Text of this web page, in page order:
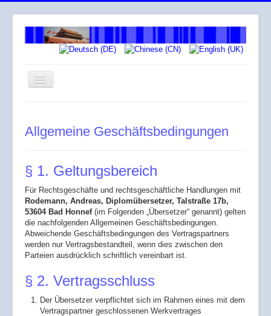
Navigation
Über mich
Leistungen
Honorar
Across
Gendergerechte Sprache
Allgemeine Geschäftsbedingungen
§ 1. Geltungsbereich
Für Rechtsgeschäfte und rechtsgeschäftliche Handlungen mit
Rodemann, Andreas, Diplomübersetzer, Talstraße 17b,
53604 Bad Honnef(im Folgenden „Übersetzer“ genannt) gelten
die nachfolgenden Allgemeinen Geschäftsbedingungen.
Abweichende Geschäftsbedingungen des Vertragspartners
werden nur Vertragsbestandteil, wenn dies zwischen den
Parteien ausdrücklich schriftlich vereinbart ist.
§ 2. Vertragsschluss
Der Übersetzer verpflichtet sich im Rahmen eines mit dem
Vertragspartner geschlossenen Werkvertrages